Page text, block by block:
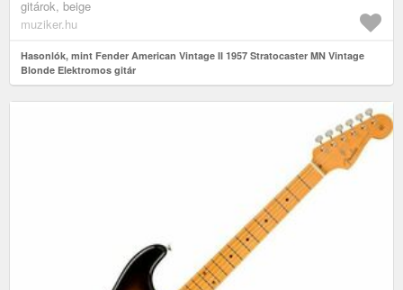
gitárok, beige
muziker.hu
Hasonlók, mint Fender American Vintage II 1957 Stratocaster MN Vintage
Blonde Elektromos gitár